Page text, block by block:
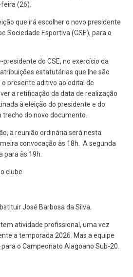
(26).
que irá escolher o novo presidente
Sociedade Esportiva (CSE), para o
do CSE, no exercício da
estatutárias que lhe são
presente aditivo ao edital de
a retificação da data de realização
à eleição do presidente e do
do novo documento.
a reunião ordinária será nesta
convocação às 18h. A segunda
para às 19h.
clube.
José Barbosa da Silva.
atividade profissional, uma vez
a temporada 2026. Mas a equipe
o Campeonato Alagoano Sub-20.